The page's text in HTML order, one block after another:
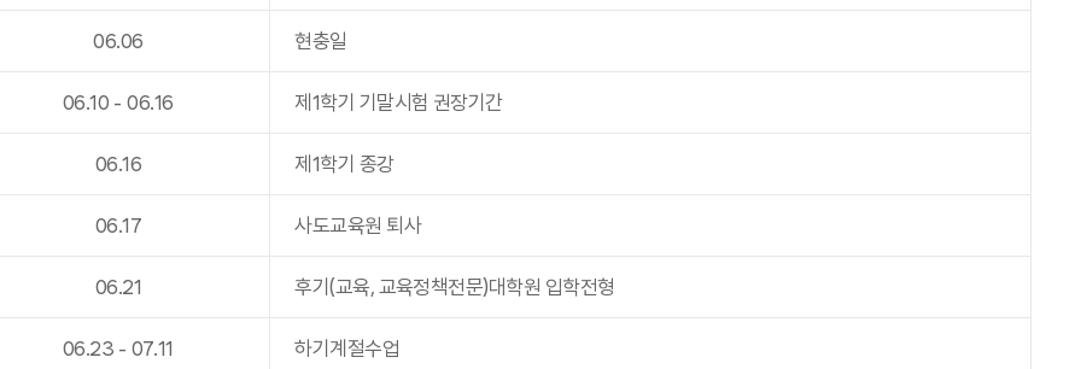
06.06 현충일
06.10 - 06.16 제1학기 기말시험 권장기간
06.16 제1학기 종강
06.17 사도교육원 퇴사
06.21 후기(교육, 교육정책전문)대학원 입학전형
06.23 - 07.11 하기계절수업